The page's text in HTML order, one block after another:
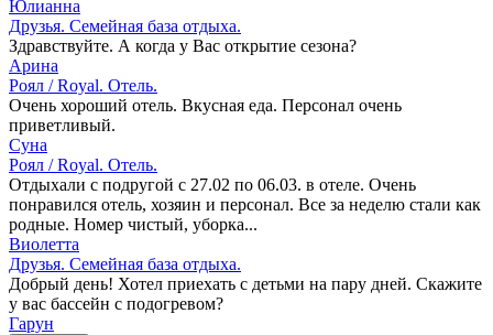
Юлианна
Друзья. Семейная база отдыха.
Здравствуйте. А когда у Вас открытие сезона?
Арина
Роял / Royal. Отель.
Очень хороший отель. Вкусная еда. Персонал очень
приветливый.
Суна
Роял / Royal. Отель.
Отдыхали с подругой с 27.02 по 06.03. в отеле. Очень
понравился отель, хозяин и персонал. Все за неделю стали как
родные. Номер чистый, уборка...
Виолетта
Друзья. Семейная база отдыха.
Добрый день! Хотел приехать с детьми на пару дней. Скажите
у вас бассейн с подогревом?
Гарун